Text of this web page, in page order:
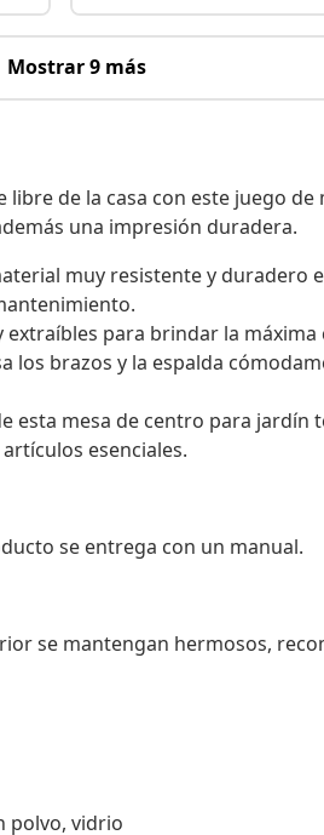
Mostrar 9 más
de la casa con este juego
una impresión duradera.
muy resistente y duradero
extraíbles para brindar la
los brazos y la espalda
esta mesa de centro para jardín
esenciales.
se entrega con un manual.
se mantengan hermosos,
polvo, vidrio